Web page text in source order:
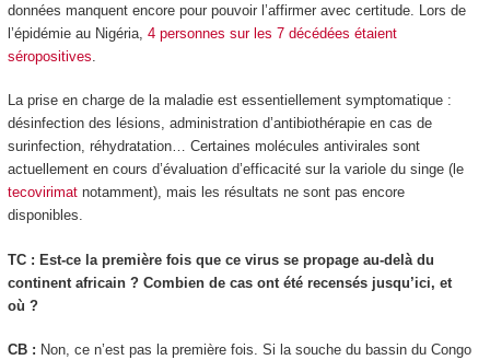
données manquent encore pour pouvoir l’affirmer avec certitude. Lors de
l’épidémie au Nigéria, 4 personnes sur les 7 décédées étaient
séropositives
La prise en charge de la maladie est essentiellement symptomatique :
désinfection des lésions, administration d’antibiothérapie en cas de
surinfection, réhydratation… Certaines molécules antivirales sont
actuellement en cours d’évaluation d’efficacité sur la variole du singe (le
tecovirimatnotamment), mais les résultats ne sont pas encore
disponibles.
TC : Est-ce la première fois que ce virus se propage au-delà du
continent africain ? Combien de cas ont été recensés jusqu’ici, et
où ?
CB : Non, ce n’est pas la première fois. Si la souche du bassin du Congo